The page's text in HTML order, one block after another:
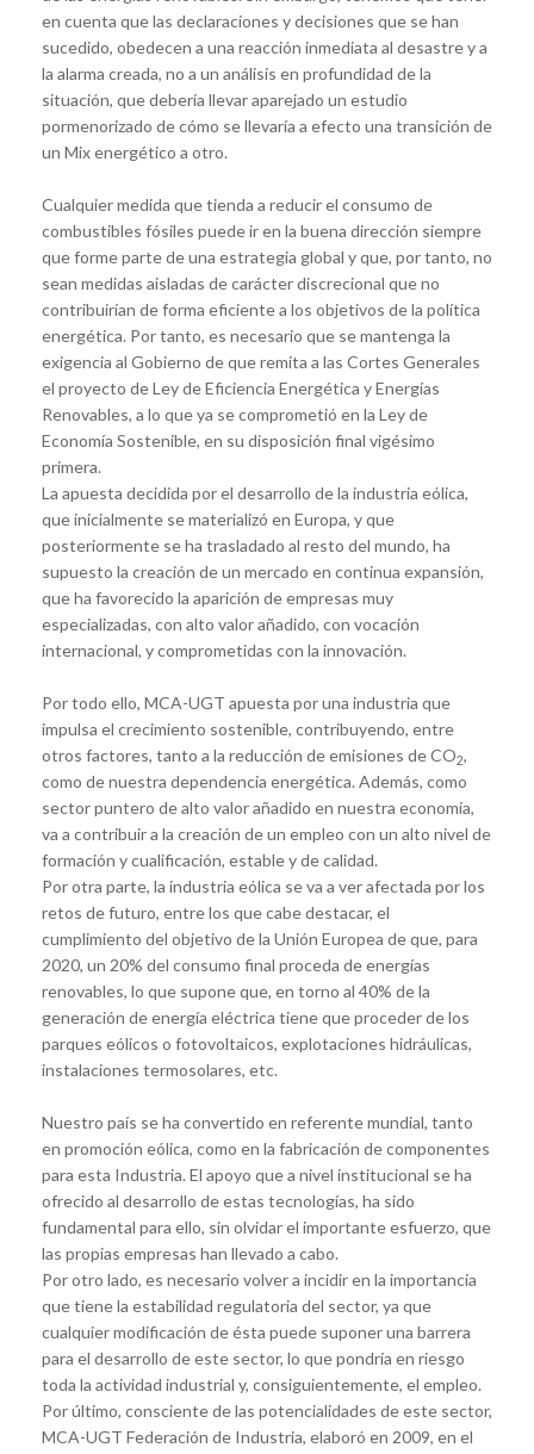
en cuenta que las declaraciones y decisiones que se han
sucedido, obedecen a una reacción inmediata al desastre y a
la alarma creada, no a un análisis en profundidad de la
situación, que debería llevar aparejado un estudio
pormenorizado de cómo se llevaría a efecto una transición de
un Mix energético a otro.
Cualquier medida que tienda a reducir el consumo de
combustibles fósiles puede ir en la buena dirección siempre
que forme parte de una estrategia global y que, por tanto, no
sean medidas aisladas de carácter discrecional que no
contribuirían de forma eficiente a los objetivos de la política
energética. Por tanto, es necesario que se mantenga la
exigencia al Gobierno de que remita a las Cortes Generales
el proyecto de Ley de Eficiencia Energética y Energías
Renovables, a lo que ya se comprometió en la Ley de
Economía Sostenible, en su disposición final vigésimo
primera.
La apuesta decidida por el desarrollo de la industria eólica,
que inicialmente se materializó en Europa, y que
posteriormente se ha trasladado al resto del mundo, ha
supuesto la creación de un mercado en continua expansión,
que ha favorecido la aparición de empresas muy
especializadas, con alto valor añadido, con vocación
internacional, y comprometidas con la innovación.
Por todo ello, MCA-UGT apuesta por una industria que
impulsa el crecimiento sostenible, contribuyendo, entre
otros factores, tanto a la reducción de emisiones de CO2,
como de nuestra dependencia energética. Además, como
sector puntero de alto valor añadido en nuestra economía,
va a contribuir a la creación de un empleo con un alto nivel de
formación y cualificación, estable y de calidad.
Por otra parte, la industria eólica se va a ver afectada por los
retos de futuro, entre los que cabe destacar, el
cumplimiento del objetivo de la Unión Europea de que, para
2020, un 20% del consumo final proceda deenergías
renovables, lo que supone que, en torno al 40% de la
generación de energía eléctrica tiene que proceder de los
parques eólicos o fotovoltaicos, explotaciones hidráulicas,
instalaciones termosolares, etc.
Nuestro país se ha convertido en referente mundial, tanto
en promoción eólica, como en la fabricación de componentes
para esta Industria. El apoyo que a nivel institucional se ha
ofrecido al desarrollo de estas tecnologías, ha sido
fundamental para ello, sin olvidar el importante esfuerzo, que
las propias empresas han llevado a cabo.
Por otro lado, es necesario volver a incidir en la importancia
que tiene la estabilidad regulatoria del sector, ya que
cualquier modificación de ésta puede suponer una barrera
para el desarrollo de este sector, lo que pondría en riesgo
toda la actividad industrial y, consiguientemente, el empleo.
Por último, consciente de las potencialidades de este sector,
MCA-UGT Federación de Industria, elaboró en 2009, en el